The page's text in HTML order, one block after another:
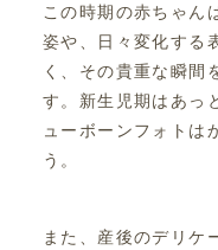
この時期の赤ちゃん
姿や、日々変化する
く、その貴重な瞬間
す。新生児期はあっ
ューボーンフォトは
う。
また、産後のデリケ